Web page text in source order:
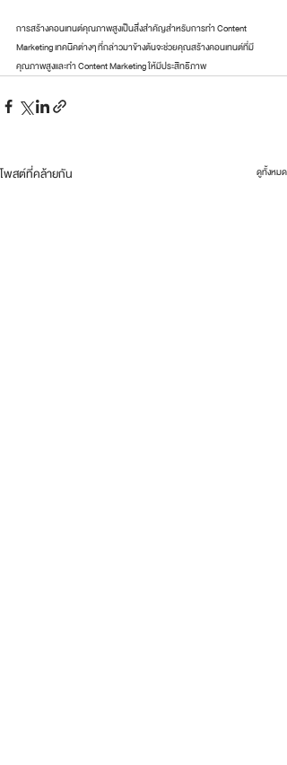
การสร้างคอนเทนต์คุณภาพสูงเป็นสิ่งสำคัญสำหรับการทำ Content
Marketing เทคนิคต่างๆ ที่กล่าวมาข้างต้นจะช่วยคุณสร้างคอนเทนต์ที่มี
คุณภาพสูงและทำ Content Marketing ให้มีประสิทธิภาพ
โพสต์ที่คล้ายกัน ดูทั้งหมด